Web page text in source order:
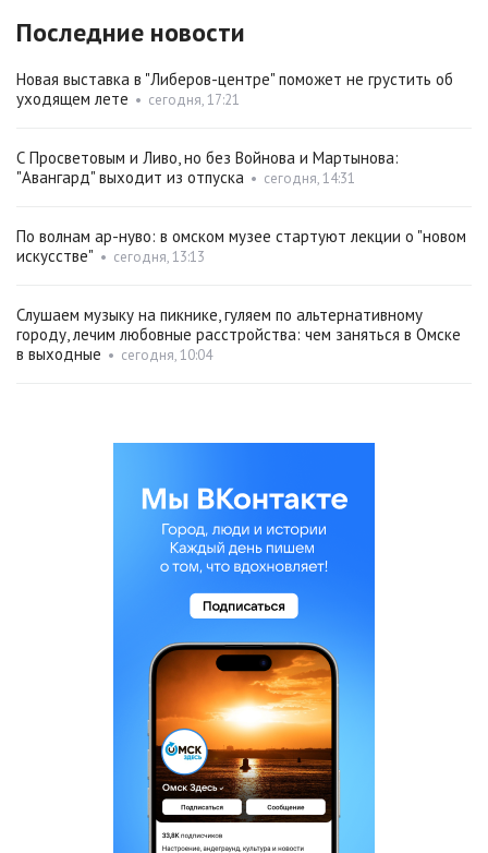
Последние новости
Новая выставка в "Либеров-центре" поможет не грустить об
уходящем лете • сегодня, 17:21
С Просветовым и Ливо, но без Войнова и Мартынова:
"Авангард" выходит из отпуска • сегодня, 14:31
По волнам ар-нуво: в омском музее стартуют лекции о "новом
искусстве" • сегодня, 13:13
Слушаем музыку на пикнике, гуляем по альтернативному
городу, лечим любовные расстройства: чем заняться в Омске
в выходные • сегодня, 10:04